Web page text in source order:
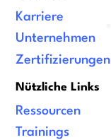
Karriere
Unternehmen
Zertifizierungen
Nützliche Links
Ressourcen
Trainings